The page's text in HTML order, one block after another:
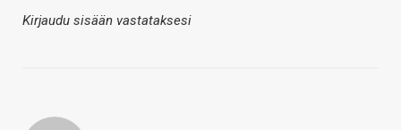
Kirjaudu sisään vastataksesi